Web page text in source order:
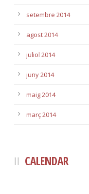
setembre 2014
agost 2014
juliol 2014
juny 2014
maig 2014
març 2014
CALENDAR